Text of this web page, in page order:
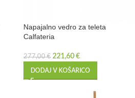
Napajalno vedro za teleta
Calfateria
277,00€ 221,60 €
DODAJ V KOŠARICO